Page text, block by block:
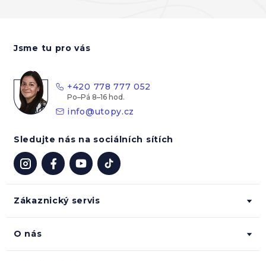
Zákaznický servis
O nás
Jsme tu pro vás
+420 778 777 052
info@utopy.cz
Sledujte nás na sociálních sítích